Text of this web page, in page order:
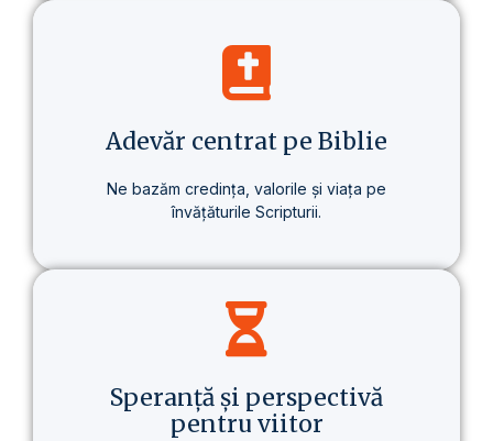
Nu vorbim doar despre credință, ci
despre un stil de viață care aduce o
schimbare reală – în sănătate, în gândire
Adevăr centrat pe Biblie
Ne bazăm credința, valorile și viața pe
învățăturile Scripturii.
Baza tuturor învățăturilor noastre este
Biblia – prezentată clar, consecvent și pe
înțelesul fiecăruia.
Speranță și perspectivă
pentru viitor